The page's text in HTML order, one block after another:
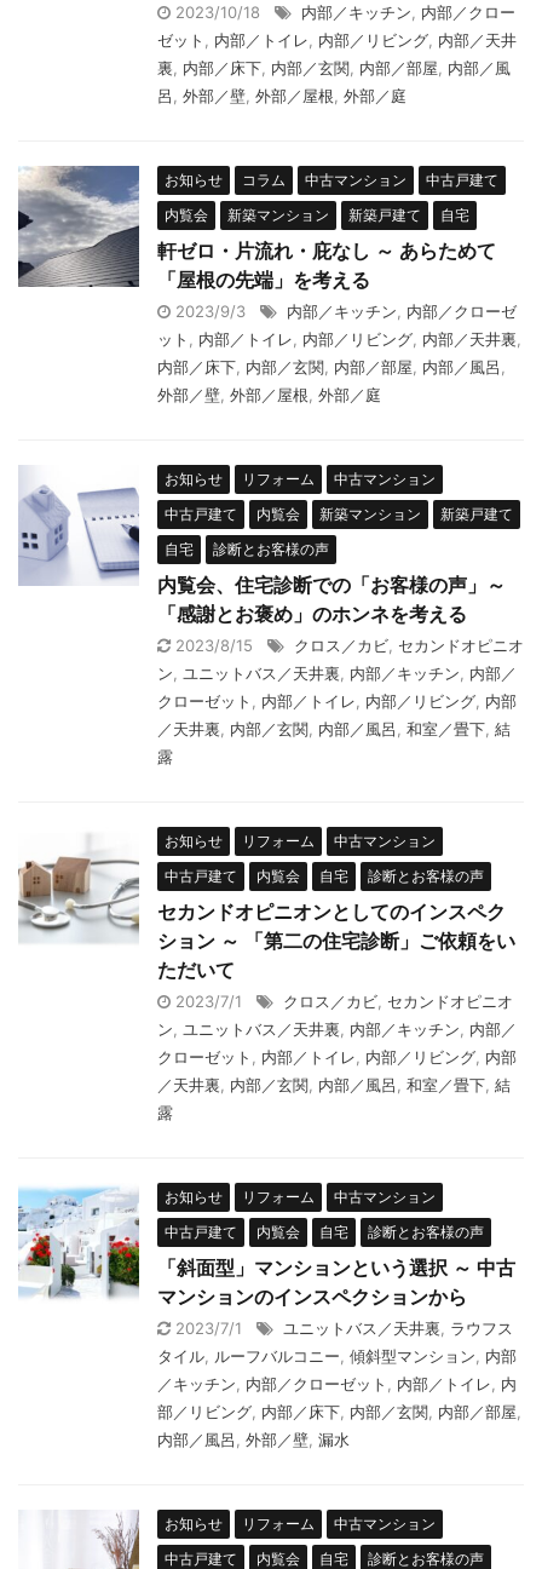
2023/10/18 内部／キッチン
内部／クロー
ゼット
内部／トイレ 内部／リビング 内部／天井
裏
内部／床下 内部／玄関 内部／部屋
内部／風
呂
外部／壁 外部／屋根 外部／庭
お知らせ コラム 中古マンション
中古戸建て
内覧会
新築マンション 新築戸建て 自宅
軒ゼロ・片流れ・庇なし ～ あらためて
「屋根の先端」を考える
2023/9/3 内部／キッチン
内部／クローゼ
ット
内部／トイレ 内部／リビング 内部／天井裏
内部／床下 内部／玄関 内部／部屋 内部／風呂
外部／壁 外部／屋根 外部／庭
お知らせ リフォーム
中古マンション
中古戸建て
内覧会 新築マンション
新築戸建て
自宅
診断とお客様の声
内覧会、住宅診断での「お客様の声」～
「感謝とお褒め」のホンネを考える
2023/8/15 クロス／カビ セカンドオピニオ
ン
ユニットバス／天井裏 内部／キッチン
内部／
クローゼット
内部／トイレ 内部／リビング 内部
／天井裏
内部／玄関 内部／風呂 和室／畳下 結
露
お知らせ リフォーム
中古マンション
中古戸建て
内覧会 自宅 診断とお客様の声
セカンドオピニオンとしてのインスペク
ション ～ 「第二の住宅診断」ご依頼をい
ただいて
2023/7/1 クロス／カビ セカンドオピニオ
ン
ユニットバス／天井裏 内部／キッチン
内部／
クローゼット
内部／トイレ 内部／リビング 内部
／天井裏
内部／玄関 内部／風呂 和室／畳下 結
露
お知らせ リフォーム
中古マンション
中古戸建て
内覧会 自宅 診断とお客様の声
「斜面型」マンションという選択 ～ 中古
マンションのインスペクションから
2023/7/1 ユニットバス／天井裏
ラウフス
タイル
ルーフバルコニー 傾斜型マンション
内部
／キッチン
内部／クローゼット 内部／トイレ
内
部／リビング 内部／床下 内部／玄関 内部／部屋
内部／風呂
外部／壁 漏水
お知らせ リフォーム
中古マンション
中古戸建て
内覧会 自宅 診断とお客様の声